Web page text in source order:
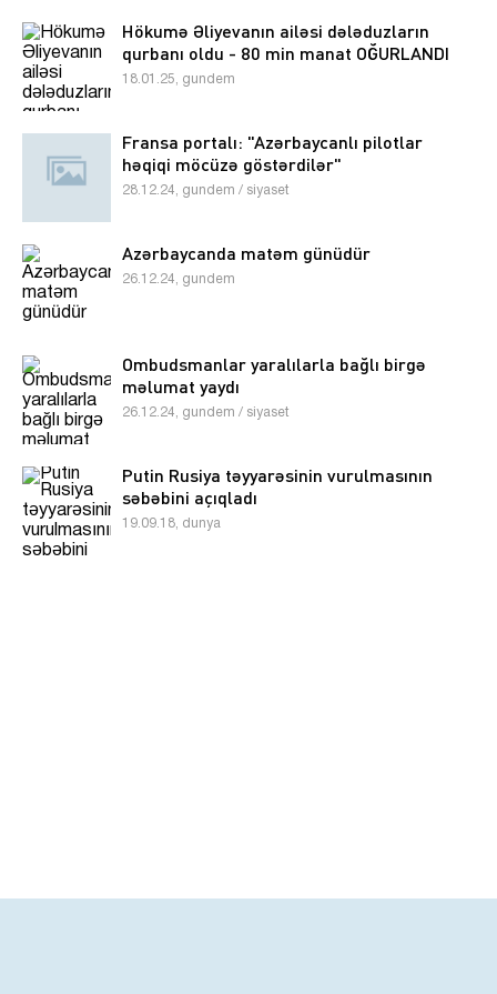
Hökumə Əliyevanın ailəsi dələduzların
qurbanı oldu - 80 min manat OĞURLANDI
18.01.25, gundem
Fransa portalı: "Azərbaycanlı pilotlar
həqiqi möcüzə göstərdilər"
28.12.24, gundem / siyaset
Azərbaycanda matəm günüdür
26.12.24, gundem
Ombudsmanlar yaralılarla bağlı birgə
məlumat yaydı
26.12.24, gundem / siyaset
Putin Rusiya təyyarəsinin vurulmasının
səbəbini açıqladı
19.09.18, dunya